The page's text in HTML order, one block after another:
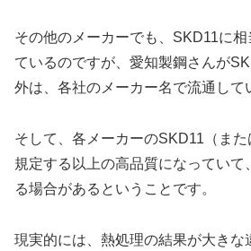
その他のメーカーでも、SKD11に
ているのですが、愛知製鋼さんが
外は、各社のメーカー名で流通して
そして、各メーカーのSKD11（ま
規定する以上の高品質になっていて
る場合があるということです。
現実的には、熱処理の結果が大きな